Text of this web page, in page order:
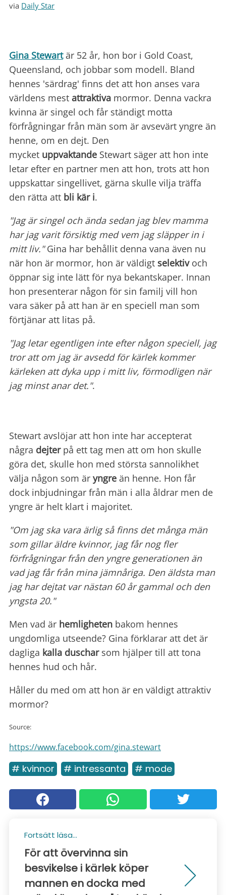
via Daily Star
Gina Stewartär 52 år, hon bor i Gold Coast,
Queensland, och jobbar som modell. Bland
hennes 'särdrag' finns det att hon anses vara
världens mest attraktiva mormor. Denna vackra
kvinna är singel och får ständigt motta
förfrågningar från män som är avsevärt yngre än
henne, om en dejt. Den
mycket uppvaktande Stewart säger att hon inte
letar efter en partner men att hon, trots att hon
uppskattar singellivet, gärna skulle vilja träffa
den rätta att bli kär i.
"Jag är singel och ända sedan jag blev mamma
har jag varit försiktig med vem jag släpper in i
mitt liv."Gina har behållit denna vana även nu
när hon är mormor, hon är väldigt selektivoch
öppnar sig inte lätt för nya bekantskaper. Innan
hon presenterar någon för sin familj vill hon
vara säker på att han är en speciell man som
förtjänar att litas på.
"Jag letar egentligen inte efter någon speciell, jag
tror att om jag är avsedd för kärlek kommer
kärleken att dyka upp i mitt liv, förmodligen när
jag minst anar det.".
Stewart avslöjar att hon inte har accepterat
några dejterpå ett tag men att om hon skulle
göra det, skulle hon med största sannolikhet
välja någon som är yngre än henne. Hon får
dock inbjudningar från män i alla åldrar men de
yngre är helt klart i majoritet.
"Om jag ska vara ärlig så finns det många män
som gillar äldre kvinnor, jag får nog fler
förfrågningar från den yngre generationen än
vad jag får från mina jämnåriga. Den äldsta man
jag har dejtat var nästan 60 år gammal och den
yngsta 20."
Men vad är hemligheten bakom hennes
ungdomliga utseende? Gina förklarar att det är
dagliga kalla duscharsom hjälper till att tona
hennes hud och hår.
Håller du med om att hon är en väldigt attraktiv
mormor?
Source:
https://www.facebook.com/gina.stewart
# kvinnor # intressanta # mode
Fortsätt läsa...
För att övervinna sin
besvikelse i kärlek köper
mannen en docka med